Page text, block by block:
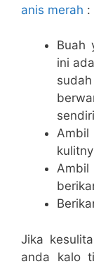
anis merah :
Buah
ini
Ambil
Jika
anda kalo